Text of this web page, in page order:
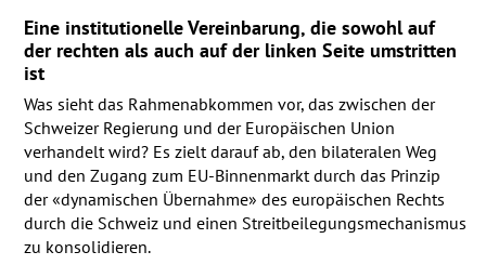
Eine institutionelle Vereinbarung, die sowohl auf
der rechten als auch auf der linken Seite umstritten
ist
Was sieht das Rahmenabkommen vor, das zwischen der
Schweizer Regierung und der Europäischen Union
verhandelt wird? Es zielt darauf ab, den bilateralen Weg
und den Zugang zum EU-Binnenmarkt durch das Prinzip
der «dynamischen Übernahme» des europäischen Rechts
durch die Schweiz und einen Streitbeilegungsmechanismus
zu konsolidieren.